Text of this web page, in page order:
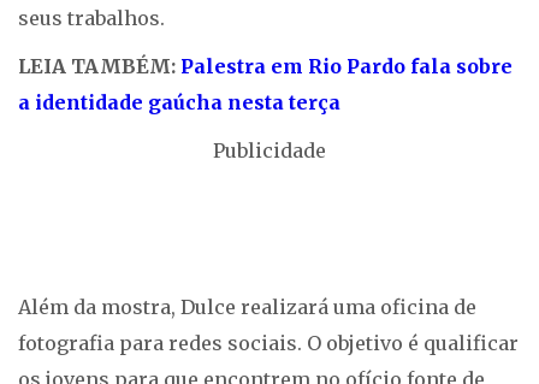
seus trabalhos.
LEIA TAMBÉM: Palestra em Rio Pardo fala sobre
a identidade gaúcha nesta terça
Publicidade
Além da mostra, Dulce realizará uma oficina de
fotografia para redes sociais. O objetivo é qualificar